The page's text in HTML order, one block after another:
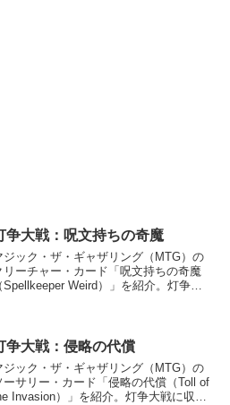
争大戦：呪文持ちの奇魔
ジック・ザ・ギャザリング（MTG）の
リーチャー・カード「呪文持ちの奇魔
Spellkeeper Weird）」を紹介。灯争大
争大戦：侵略の代償
ジック・ザ・ギャザリング（MTG）の
ーサリー・カード「侵略の代償（Toll of
Invasion）」を紹介。灯争大戦に収